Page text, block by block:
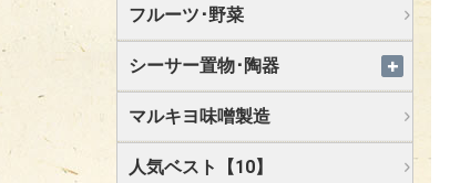
フルーツ･野菜
シーサー置物･陶器
マルキヨ味噌製造
人気ベスト【10】